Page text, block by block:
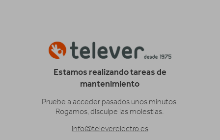
Estamos realizando tareas de
mantenimiento
Pruebe a acceder pasados unos minutos.
Rogamos, disculpe las molestias.
info@televerelectro.es